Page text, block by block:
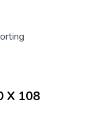
X 108